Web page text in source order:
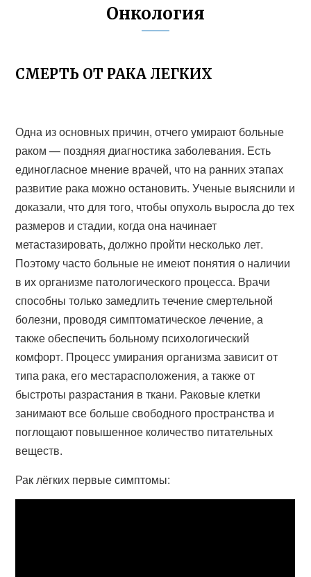
Онкология
СМЕРТЬ ОТ РАКА ЛЕГКИХ
Одна из основных причин, отчего умирают больные
раком — поздняя диагностика заболевания. Есть
единогласное мнение врачей, что на ранних этапах
развитие рака можно остановить. Ученые выяснили и
доказали, что для того, чтобы опухоль выросла до тех
размеров и стадии, когда она начинает
метастазировать, должно пройти несколько лет.
Поэтому часто больные не имеют понятия о наличии
в их организме патологического процесса. Врачи
способны только замедлить течение смертельной
болезни, проводя симптоматическое лечение, а
также обеспечить больному психологический
комфорт. Процесс умирания организма зависит от
типа рака, его местарасположения, а также от
быстроты разрастания в ткани. Раковые клетки
занимают все больше свободного пространства и
поглощают повышенное количество питательных
веществ.
Рак лёгких первые симптомы: